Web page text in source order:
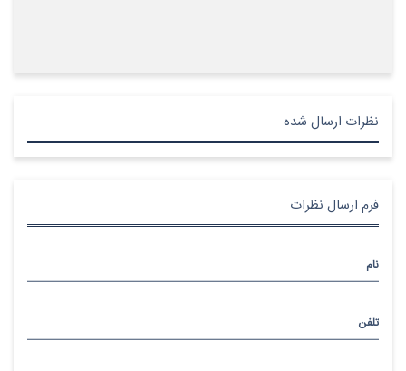
نظرات ارسال شده
فرم ارسال نظرات
نام
تلفن